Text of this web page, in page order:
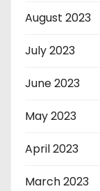
August 2023
July 2023
June 2023
May 2023
April 2023
March 2023